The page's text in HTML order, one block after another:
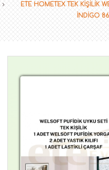
ETE HOMETEX TEK KİŞİLİK
İNDİGO